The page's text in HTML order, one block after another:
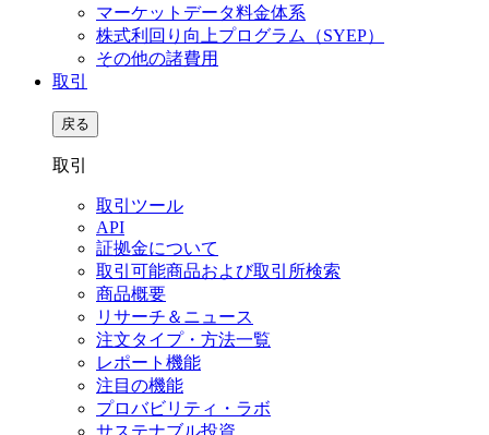
マーケットデータ料金体系
株式利回り向上プログラム（SYEP）
その他の諸費用
取引
戻る
取引
取引ツール
API
証拠金について
取引可能商品および取引所検索
商品概要
リサーチ＆ニュース
注文タイプ・方法一覧
レポート機能
注目の機能
プロバビリティ・ラボ
サステナブル投資